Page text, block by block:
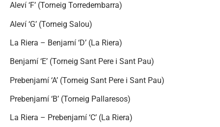
Aleví ‘F’ (Torneig Torredembarra)
Aleví ‘G’ (Torneig Salou)
La Riera – Benjamí ‘D’ (La Riera)
Benjamí ‘E’ (Torneig Sant Pere i Sant Pau)
Prebenjamí ‘A’ (Torneig Sant Pere i Sant Pau)
Prebenjamí ‘B’ (Torneig Pallaresos)
La Riera – Prebenjamí ‘C’ (La Riera)